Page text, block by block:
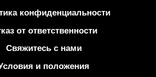
конфиденциальности
от ответственности
Свяжитесь с нами
и положения